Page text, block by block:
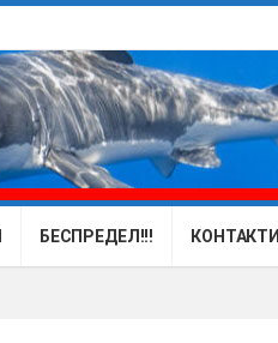
БЕСПРЕДЕЛ!!! КОНТАКТИ